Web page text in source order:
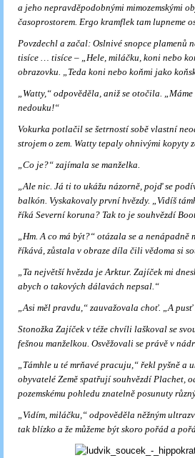
a jeho nepravděpodobný­mi mimozemskými
časopro­storem. Ergo kramflek tam lupneme
Povzdechl a začal: Oslnivé snopce
tisíce … tisíce – „Hele, miláčku, koni nebo
obrazovku. „Teda koni nebo koňmi jako
„Watty,“ odpověděla, aniž se otočila.
nedouku!“
Vokurka potlačil se šetrností sobě vlastní
strojem o zem. Watty tepaly ohnivými kopyty
„Co je?“ zajímala se manželka.
„Ale nic. Já ti to ukážu názorně, pojď se
balkón. Vyskakovaly první hvězdy. „Vidíš
říká Severní koru­na? Tak to je souhvězdí
„Hm. A co má být?“ otázala se a nenápadně
říkává, zůstala v obraze díla čili vědoma si
„Ta největší hvězda je Arktur. Zajíček mi
abych o takových dálavách nepsal.“
„Asi měl pravdu,“ zauvažovala choť. „A pusť
Stonožka Zajíček v téže chvíli laškoval se
fešnou manželkou. Osvěžovali se právě v
„Támhle u té mrňavé pracuju,“ řekl pyšně a
obyvatelé Země spatřují souhvězdí Plachet,
pozemskému pohledu znatelně po­sunuty
„Vidím, miláčku,“ odpověděla něžným
tak blízko a že můžeme být skoro pořád a